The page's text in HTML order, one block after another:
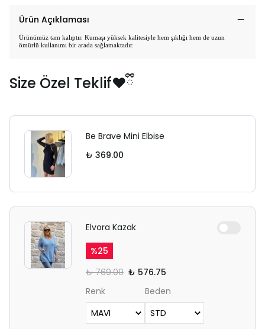
Ürün Açıklaması
Ürünümüz tam kalıptır. Kumaşı yüksek kalitesiyle hem şıklığı hem de uzun
ömürlü kullanımı bir arada sağlamaktadır.
Size Özel Teklif❤️ྀི
Be Brave Mini Elbise
₺ 369.00
Elvora Kazak
%25
₺ 769.00 ₺ 576.75
Renk
Beden